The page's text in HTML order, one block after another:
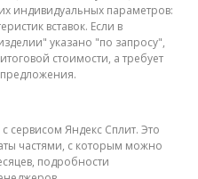
индивидуальных параметров:
вставок. Если в
указано "по запросу",
стоимости, а требует
сервисом Яндекс Сплит. Это
частями, с которым можно
подробности